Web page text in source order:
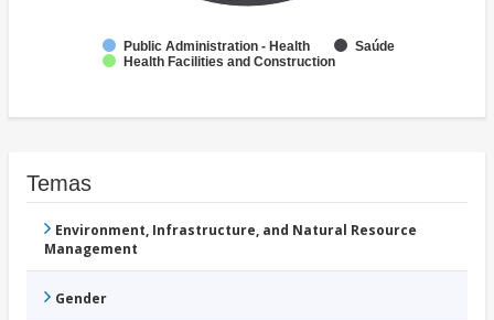
Public Administration - Health
Saúde
Health Facilities and Construction
Temas
Environment, Infrastructure, and Natural Resource
Management
Gender